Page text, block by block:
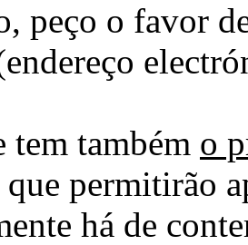
peço o favor
tem também o
que permitirão
há de